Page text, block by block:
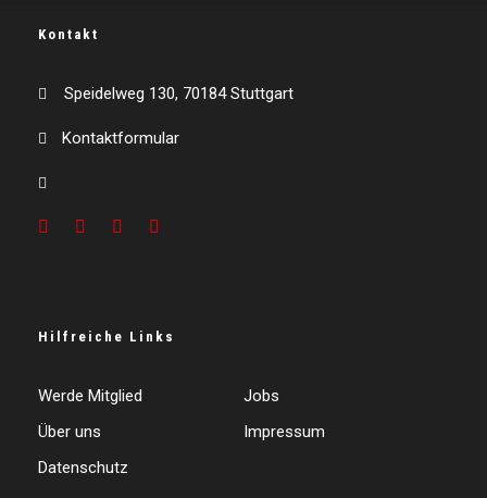
Kontakt
Speidelweg 130, 70184 Stuttgart
Kontaktformular
Hilfreiche Links
Werde Mitglied
Jobs
Über uns
Impressum
Datenschutz